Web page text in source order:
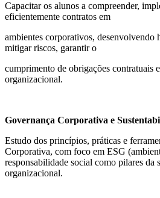
Capacitar os alunos a compreender,
eficientemente contratos em
ambientes corporativos, desenvolvendo
mitigar riscos, garantir o
cumprimento de obrigações contratuais
organizacional.
Governança Corporativa e
Estudo dos princípios, práticas e
Corporativa, com foco em ESG
responsabilidade social como pilares da
organizacional.